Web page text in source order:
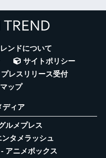
ンドについて
サイトポリシー
プレスリリース受付
ップ
ディア
ルメプレス
タメラッシュ
アニメボックス